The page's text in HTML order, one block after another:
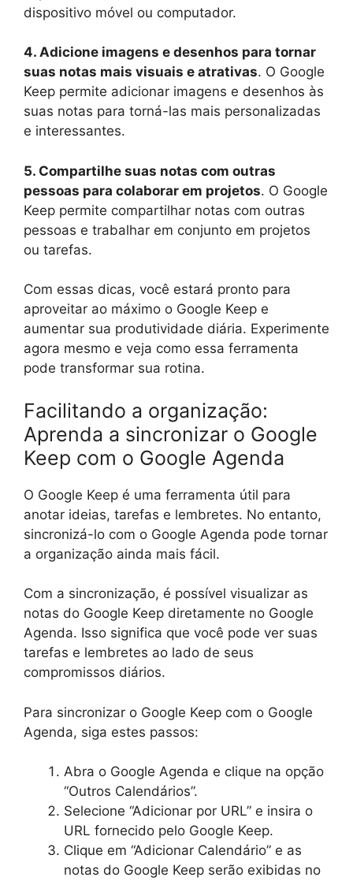
dispositivo móvel ou computador.
4. Adicione imagens e desenhos para tornar
suas notas mais visuais e atrativas. O Google
Keep permite adicionar imagens e desenhos às
suas notas para torná-las mais personalizadas
e interessantes.
5. Compartilhe suas notas com outras
pessoas para colaborar em projetos. O Google
Keep permite compartilhar notas com outras
pessoas e trabalhar em conjunto em projetos
ou tarefas.
Com essas dicas, você estará pronto para
aproveitar ao máximo o Google Keep e
aumentar sua produtividade diária. Experimente
agora mesmo e veja como essa ferramenta
pode transformar sua rotina.
Facilitando a organização:
Aprenda a sincronizar o Google
Keep com o Google Agenda
O Google Keep é uma ferramenta útil para
anotar ideias, tarefas e lembretes. No entanto,
sincronizá-lo com o Google Agenda pode tornar
a organização ainda mais fácil.
Com a sincronização, é possível visualizar as
notas do Google Keep diretamente no Google
Agenda. Isso significa que você pode ver suas
tarefas e lembretes ao lado de seus
compromissos diários.
Para sincronizar o Google Keep com o Google
Agenda, siga estes passos:
Abra o Google Agenda e clique na opção
“Outros Calendários”.
Selecione “Adicionar por URL” e insira o
URL fornecido pelo Google Keep.
Clique em “Adicionar Calendário” e as
notas do Google Keep serão exibidas no